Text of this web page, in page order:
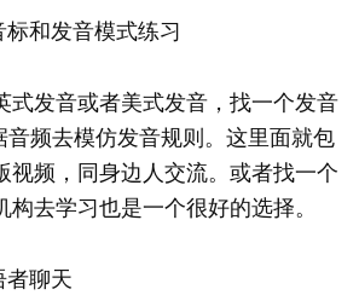
和发音模式练习
发音或者美式发音，找一个发音
音频去模仿发音规则。这里面就包
视频，同身边人交流。或者找一个
去学习也是一个很好的选择。
聊天